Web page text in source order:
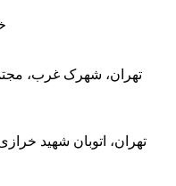
تهران، شهرک غرب،
تهران، اتوبان شهید